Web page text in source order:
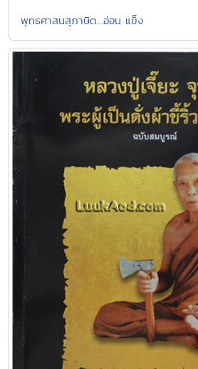
พุทธศาสนสุภาษิต...อ่อน แข็ง